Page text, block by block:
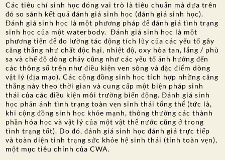
Các tiêu chí sinh học đóng vai trò là tiêu chuẩn mà dựa trên
đó so sánh kết quả đánh giá sinh học (đánh giá sinh học).
Đánh giá sinh học là một phương pháp để đánh giá tình trạng
sinh học của một waterbody. Đánh giá sinh học là một
phương tiện để đo lường tác động tích lũy của các yếu tố gây
căng thẳng như chất độc hại, nhiệt độ, oxy hòa tan, lắng / phù
sa và chế độ dòng chảy cũng như các yếu tố ảnh hưởng đến
các thông số trên như điều kiện ven sông và đặc điểm dòng
vật lý (địa mạo). Các cộng đồng sinh học tích hợp những căng
thẳng này theo thời gian và cung cấp một biện pháp sinh
thái của các điều kiện môi trường biến động. Đánh giá sinh
học phản ánh tình trạng toàn vẹn sinh thái tổng thể (tức là,
khi cộng đồng sinh học khỏe mạnh, thông thường các thành
phần hóa học và vật lý của một vật thể nước cũng ở trong
tình trạng tốt). Do đó, đánh giá sinh học đánh giá trực tiếp
và toàn diện tình trạng sức khỏe hệ sinh thái (tính toàn vẹn),
một mục tiêu chính của CWA.